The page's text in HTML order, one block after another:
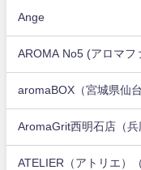
Ange
AROMA No5 (アロマフ
aromaBOX（宮城県仙台
AromaGrit西明石店（兵
ATELIER（アトリエ）